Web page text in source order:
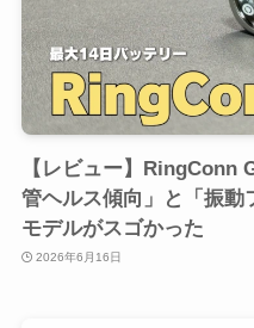
【レビュー】RingConn
管ヘルス傾向」と「振動
モデルがスゴかった
2026年6月16日